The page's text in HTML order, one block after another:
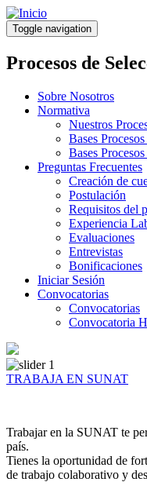
Pasar
al
contenido
principal
Toggle navigation
Procesos de
Sobre Nosotros
Normativa
Nuestros
Bases
Bases
Preguntas Frecuentes
Creación de
Postulación
Requisitos del
Experiencia
Evaluaciones
Entrevistas
Bonificaciones
Iniciar Sesión
Convocatorias
Convocatorias
Convocatoria
TRABAJA EN SUNAT
Trabajar en la SUNAT te
país.
Tienes la oportunidad de
de trabajo colaborativo y